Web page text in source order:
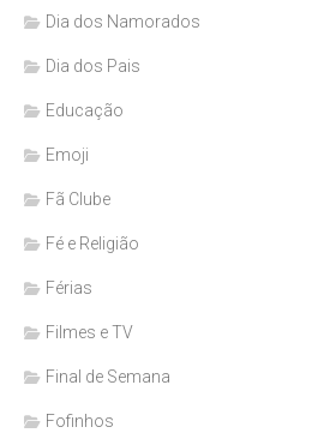
Dia dos Namorados
Dia dos Pais
Educação
Emoji
Fã Clube
Fé e Religião
Férias
Filmes e TV
Final de Semana
Fofinhos